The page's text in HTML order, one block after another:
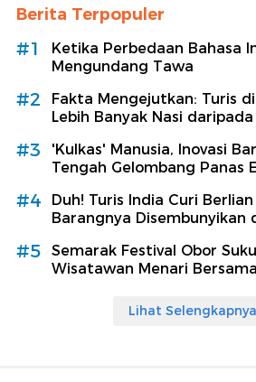
Berita Terpopuler
#1
Ketika Perbedaan Bahasa
Mengundang Tawa
#2
Fakta Mengejutkan: Turis
Lebih Banyak Nasi
#3
'Kulkas' Manusia, Inovasi
Tengah Gelombang Panas
#4
Duh! Turis India Curi
Barangnya Disembunyikan
#5
Semarak Festival Obor
Wisatawan Menari Bersama
Lihat Selengkapnya